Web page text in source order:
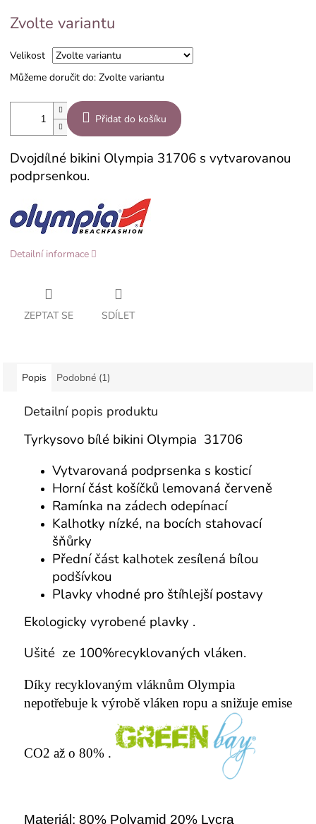
cena:
Zvolte variantu
Velikost
Můžeme doručit do: Zvolte variantu
Přidat do košíku
Dvojdílné bikini Olympia 31706 s vytvarovanou
podprsenkou.
Detailní informace
ZEPTAT SE SDÍLET
Popis Podobné (1)
Detailní popis produktu
Tyrkysovo bílé bikini Olympia 31706
Vytvarovaná podprsenka s kosticí
Horní část košíčků lemovaná červeně
Ramínka na zádech odepínací
Kalhotky nízké, na bocích stahovací
šňůrky
Přední část kalhotek zesílená bílou
podšívkou
Plavky vhodné pro štíhlejší postavy
Ekologicky vyrobené plavky .
Ušité ze 100%recyklovaných vláken.
Díky recyklovaným vláknům Olympia
nepotřebuje k výrobě vláken ropu a snižuje emise
CO2 až o 80% .
Materiál: 80% Polyamid 20% Lycra